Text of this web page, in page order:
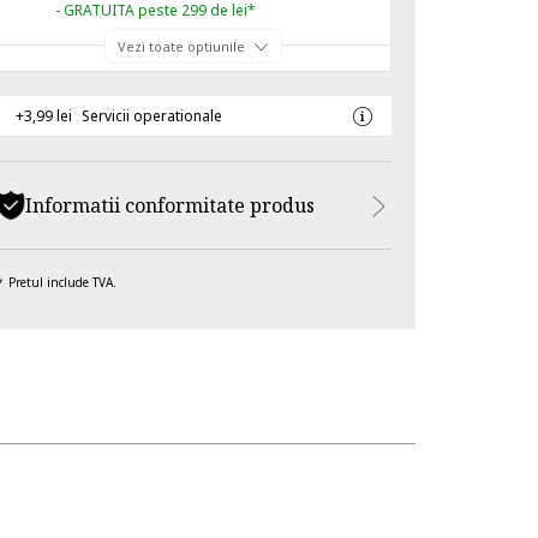
- GRATUITA peste 299 de lei*
Vezi toate optiunile
+3,99 lei Servicii operationale
Informatii conformitate produs
Pretul include TVA.